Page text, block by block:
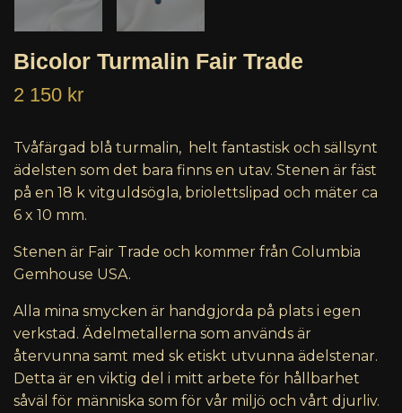
Bicolor Turmalin Fair Trade
2 150 kr
Tvåfärgad blå turmalin, helt fantastisk och sällsynt
ädelsten som det bara finns en utav. Stenen är fäst
på en 18 k vitguldsögla, briolettslipad och mäter ca
6 x 10 mm.
Stenen är Fair Trade och kommer från Columbia
Gemhouse USA.
Alla mina smycken är handgjorda på plats i egen
verkstad. Ädelmetallerna som används är
återvunna samt med sk etiskt utvunna ädelstenar.
Detta är en viktig del i mitt arbete för hållbarhet
såväl för människa som för vår miljö och vårt djurliv.